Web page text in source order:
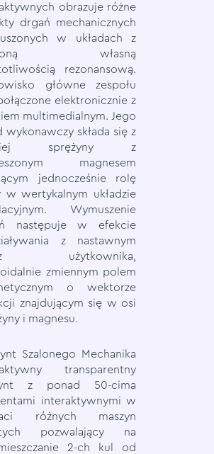
obrazuje różne
drgań mechanicznych
w układach z
własną
rezonansową.
główne zespołu
elektronicznie z
multimedialnym. Jego
wykonawczy składa się z
sprężyny z
magnesem
jednocześnie rolę
w wertykalnym układzie
Wymuszenie
następuje w efekcie
z nastawnym
użytkownika,
zmiennym polem
o wektorze
znajdującym się w osi
i magnesu.
Szalonego Mechanika
transparentny
z ponad 50-cima
interaktywnymi w
różnych maszyn
pozwalający na
2-ch kul od